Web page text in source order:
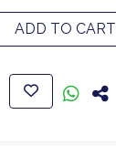
ADD TO CART